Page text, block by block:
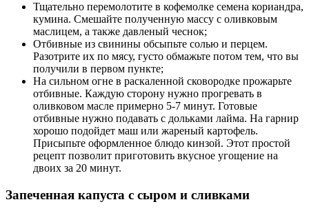
Тщательно перемолотите в кофемолке семена кориандра,
кумина. Смешайте полученную массу с оливковым
маслицем, а также давленый чеснок;
Отбивные из свинины обсыпьте солью и перцем.
Разотрите их по мясу, густо обмажьте потом тем, что вы
получили в первом пункте;
На сильном огне в раскаленной сковородке прожарьте
отбивные. Каждую сторону нужно прогревать в
оливковом масле примерно 5-7 минут. Готовые
отбивные нужно подавать с дольками лайма. На гарнир
хорошо подойдет маш или жареный картофель.
Присыпьте оформленное блюдо кинзой. Этот простой
рецепт позволит приготовить вкусное угощение на
двоих за 20 минут.
Запеченная капуста с сыром и сливками